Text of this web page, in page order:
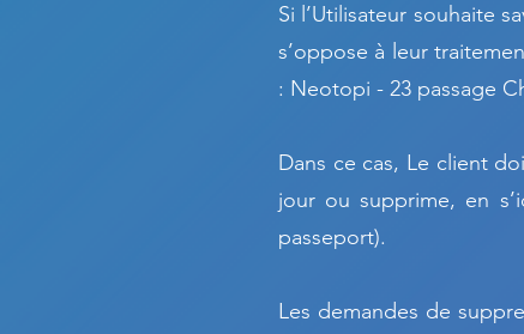
Si l’Utilisateur souhaite
s’oppose à leur
: Neotopi - 23 passage
Dans ce cas, Le client
jour ou supprime, en
passeport).
Les demandes de